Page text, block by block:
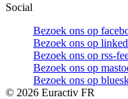
Social
Bezoek ons op
Bezoek ons op
Bezoek ons op rss-
Bezoek ons op
Bezoek ons op
© 2026 Euractiv FR